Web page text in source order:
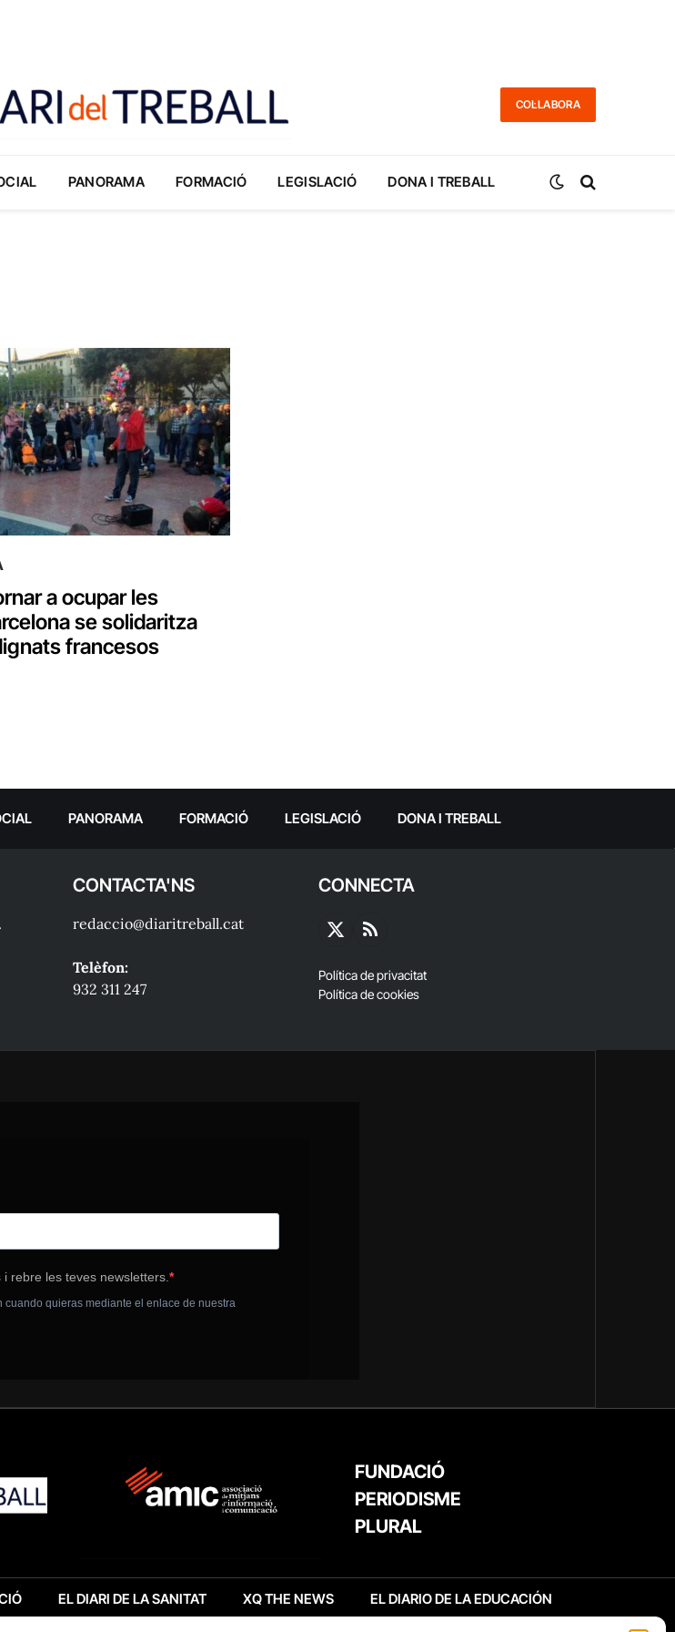
COL·LABORA
PANORAMA FORMACIÓ LEGISLACIÓ DONA I TREBALL
a ocupar les
se solidaritza
francesos
PANORAMA FORMACIÓ LEGISLACIÓ DONA I TREBALL
CONTACTA'NS
redaccio@diaritreball.cat
Telèfon:
932 311 247
CONNECTA
X
RSS
Política de privacitat
Política de cookies
FUNDACIÓ
PERIODISME
PLURAL
EL DIARI DE LA SANITAT XQ THE NEWS EL DIARIO DE LA EDUCACIÓN